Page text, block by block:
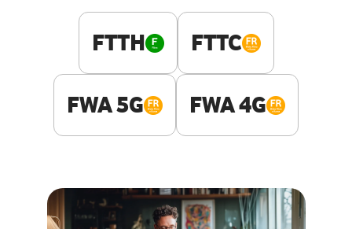
FTTH FTTC
FWA 5G FWA 4G